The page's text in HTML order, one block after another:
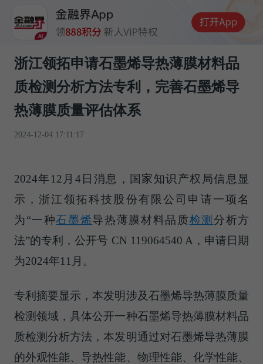
浙江领拓申请石墨烯导热薄膜材料品
质检测分析方法专利，完善石墨烯导
热薄膜质量评估体系
2024-12-04 17:11:17
2024年12月4日消息，国家知识产权局信息显
示，浙江领拓科技股份有限公司申请一项名
为“一种石墨烯导热薄膜材料品质检测 分析方
法”的专利，公开号 CN 119064540 A，申请日期
为2024年11月。
专利摘要显示，本发明涉及石墨烯导热薄膜质量
检测领域，具体公开一种石墨烯导热薄膜材料品
质检测分析方法，本发明通过对石墨烯导热薄膜
的外观性能、导热性能、物理性能、化学性能、